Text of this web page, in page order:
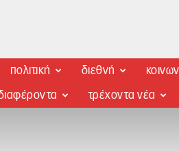
πολιτική διεθνή
τρέχοντα νέα